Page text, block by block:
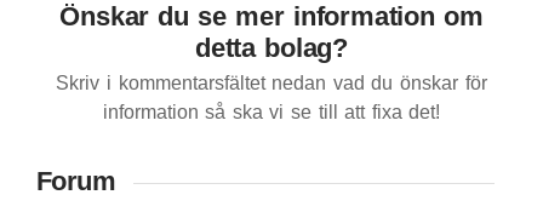
Önskar du se mer information om
detta bolag?
Skriv i kommentarsfältet nedan vad du önskar för
information så ska vi se till att fixa det!
Forum